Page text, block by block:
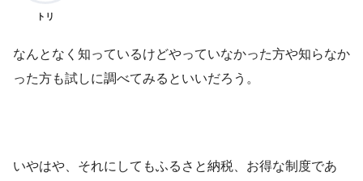
トリ
なんとなく知っているけどやっていなかった方や知らなか
った方も試しに調べてみるといいだろう。
いやはや、それにしてもふるさと納税、お得な制度であ